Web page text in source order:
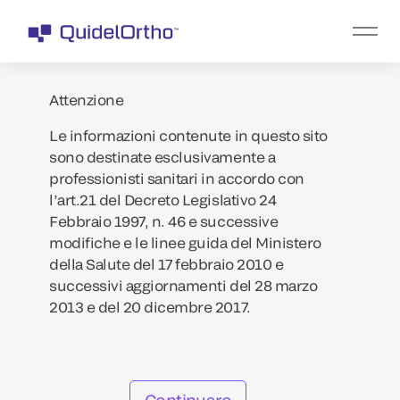
Attenzione
Le informazioni contenute in questo sito
sono destinate esclusivamente a
professionisti sanitari in accordo con
l’art.21 del Decreto Legislativo 24
Febbraio 1997, n. 46 e successive
modifiche e le linee guida del Ministero
della Salute del 17 febbraio 2010 e
successivi aggiornamenti del 28 marzo
2013 e del 20 dicembre 2017.